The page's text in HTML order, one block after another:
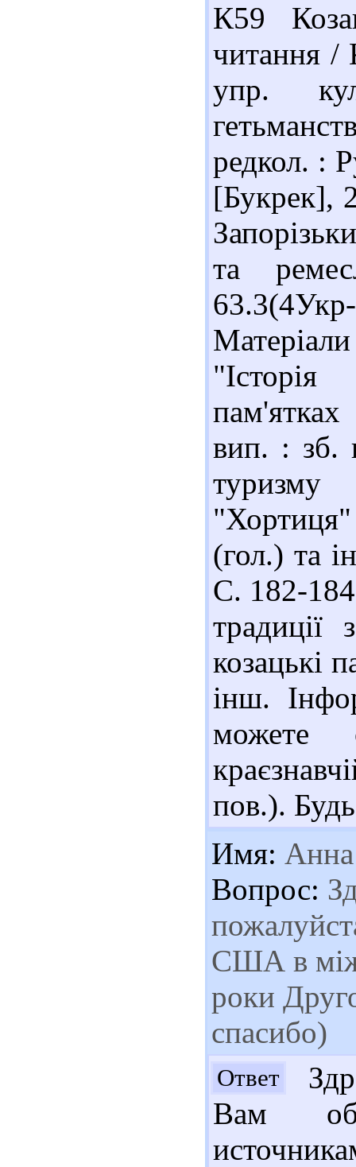
К59
читання /
упр.
редкол. :
[Букрек],
та
вип. : зб.
туризму
(гол.) та
С. 182-
традиції
козацькі
інш.
можете
пов.).
Имя: Анна
Вопрос:
США в
роки
спасибо)
Ответ
Вам